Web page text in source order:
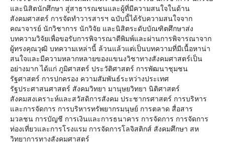
และนิสิตนักศึกษา สู่สาธารณชนและผู้ที่มีความสนใจในด้าน
สังคมศาสตร์ การจัดทําวารสารฯ ฉบับนี้ได้รับความสนใจจาก
คณาจารย์ นักวิชาการ นักวิจัย และนิสิตระดับบัณฑิตศึกษาส่ง
บทความวิจัยเพื่อขอรับการพิจารณาตีพิมพ์และผ่านการพิจารณาจาก
ผู้ทรงคุณวุฒิ บทความเหล่านี้ ล้วนแล้วแต่เป็นบทความที่มีเนื้อหาน่า
สนใจและมีความหลากหลายของแขนงวิชาทางสังคมศาสตร์เป็น
อย่างมาก ได้แก่ ภูมิศาสตร์ ประวัติศาสตร์ การพัฒนาชุมชน
รัฐศาสตร์ การปกครอง ความสัมพันธ์ระหว่างประเทศ
รัฐประศาสนศาสตร์ สังคมวิทยา มานุษยวิทยา นิติศาสตร์
สังคมสงเคราะห์และสวัสดิการสังคม ประชากรศาสตร์ การบริหาร
และการจัดการ การบริหารทรัพยากรมนุษย์ การตลาด สื่อสาร
มวลชน การบัญชี การเงินและการธนาคาร การจัดการ การจัดการ
ท่องเที่ยวและการโรงแรม การจัดการโลจิสติกส์ สังคมศึกษา สห
วิทยาการทางสังคมศาสตร์